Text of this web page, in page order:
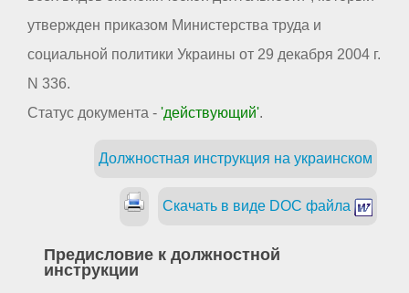
утвержден приказом Министерства труда и
социальной политики Украины от 29 декабря 2004 г.
N 336.
Статус документа - 'действующий'.
Должностная инструкция на украинском
Скачать в виде DOC файла
Предисловие к должностной
инструкции